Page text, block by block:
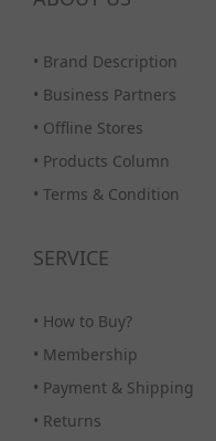
• Brand Description
• Business Partners
• Offline Stores
• Products Column
• Terms & Condition
SERVICE
• How to Buy?
• Membership
• Payment & Shipping
• Returns